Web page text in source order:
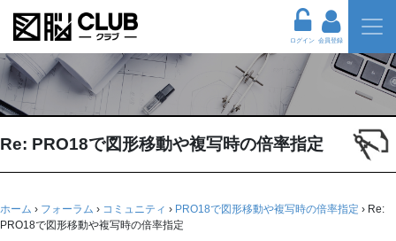
ログイン 会員登録
Re: PRO18で図形移動や複写時の倍率指定
ホーム › フォーラム › コミュニティ › PRO18で図形移動や複写時の倍率指定 › Re:
PRO18で図形移動や複写時の倍率指定